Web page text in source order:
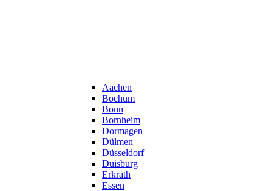
Aachen
Bochum
Bonn
Bornheim
Dormagen
Dülmen
Düsseldorf
Duisburg
Erkrath
Essen